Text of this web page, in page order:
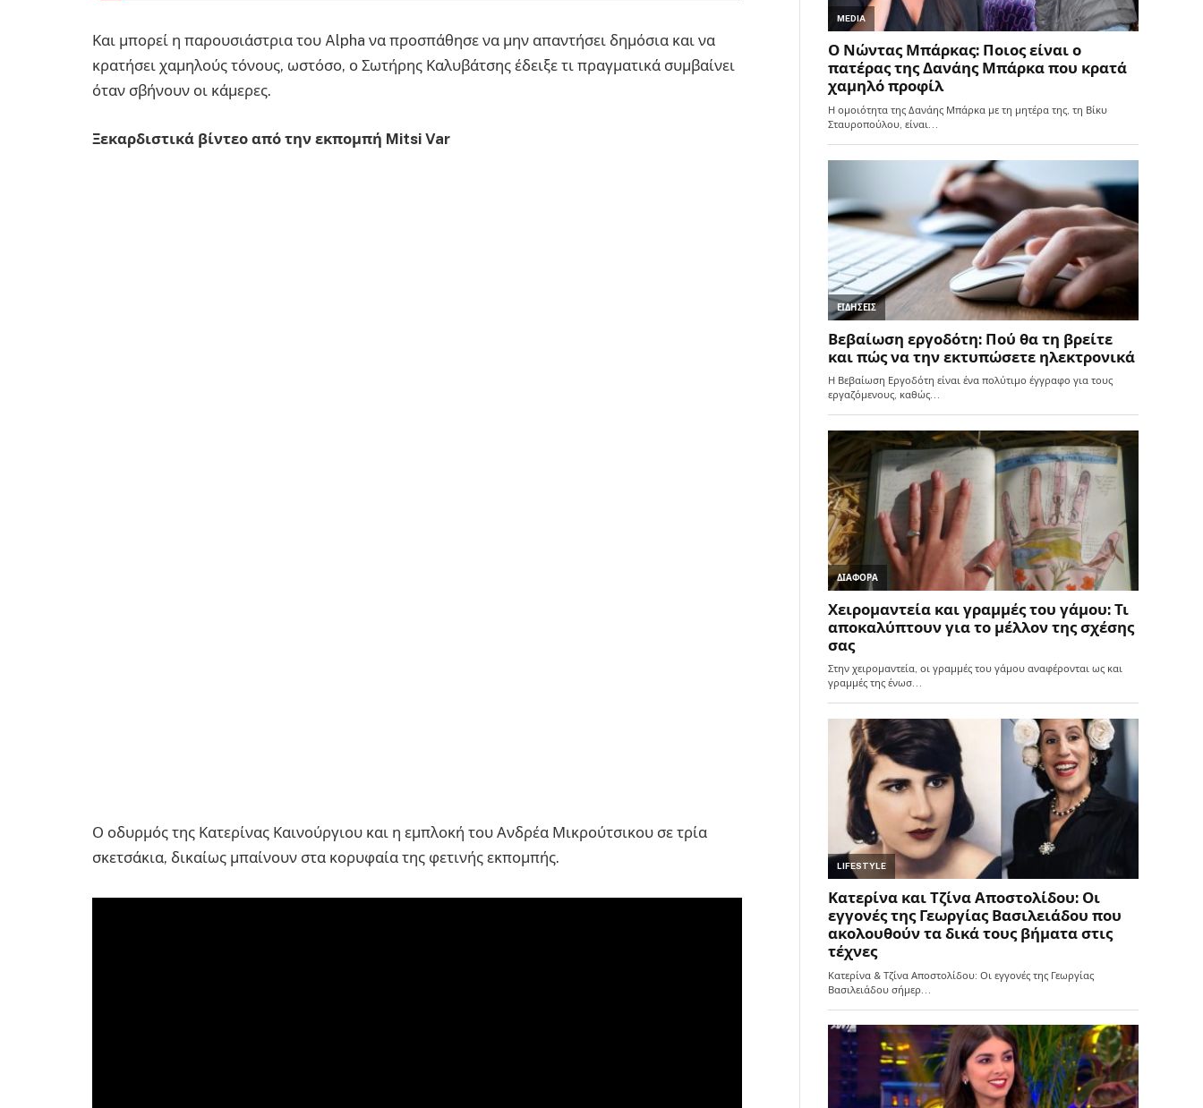
Και μπορεί η παρουσιάστρια του Alpha να προσπάθησε να μην απαντήσει δημόσια και να
κρατήσει χαμηλούς τόνους, ωστόσο, ο Σωτήρης Καλυβάτσης έδειξε τι πραγματικά συμβαίνει
όταν σβήνουν οι κάμερες.
Ξεκαρδιστικά βίντεο από την εκπομπή Mitsi Var
Ο οδυρμός της Κατερίνας Καινούργιου και η εμπλοκή του Ανδρέα Μικρούτσικου σε τρία
σκετσάκια, δικαίως μπαίνουν στα κορυφαία της φετινής εκπομπής.